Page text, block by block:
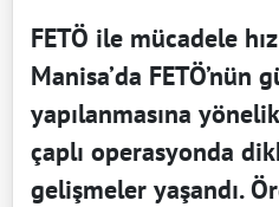
FETÖ ile mücadele
Manisa’da FETÖ’nün
yapılanmasına
çaplı operasyonda
gelişmeler yaşandı.